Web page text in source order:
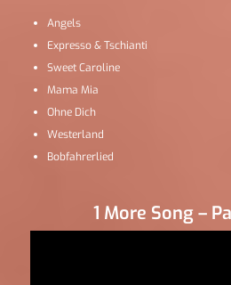
Angels
Expresso & Tschianti
Sweet Caroline
Mama Mia
Ohne Dich
Westerland
Bobfahrerlied
1 More Song –